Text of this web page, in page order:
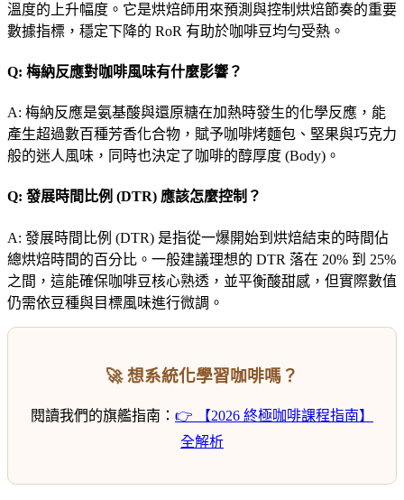
溫度的上升幅度。它是烘焙師用來預測與控制烘焙節奏的重要
數據指標，穩定下降的 RoR 有助於咖啡豆均勻受熱。
Q: 梅納反應對咖啡風味有什麼影響？
A: 梅納反應是氨基酸與還原糖在加熱時發生的化學反應，能
產生超過數百種芳香化合物，賦予咖啡烤麵包、堅果與巧克力
般的迷人風味，同時也決定了咖啡的醇厚度 (Body)。
Q: 發展時間比例 (DTR) 應該怎麼控制？
A: 發展時間比例 (DTR) 是指從一爆開始到烘焙結束的時間佔
總烘焙時間的百分比。一般建議理想的 DTR 落在 20% 到 25%
之間，這能確保咖啡豆核心熟透，並平衡酸甜感，但實際數值
仍需依豆種與目標風味進行微調。
🚀 想系統化學習咖啡嗎？
閱讀我們的旗艦指南： 👉 【2026 終極咖啡課程指南】
全解析